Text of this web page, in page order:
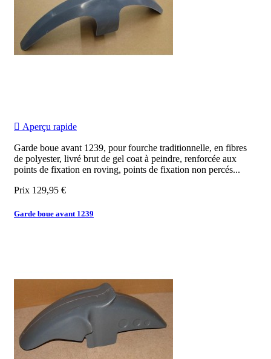
 Aperçu rapide
Garde boue avant 1239, pour fourche traditionnelle, en fibres
de polyester, livré brut de gel coat à peindre, renforcée aux
points de fixation en roving, points de fixation non percés...
Prix 129,95 €
Garde boue avant 1239